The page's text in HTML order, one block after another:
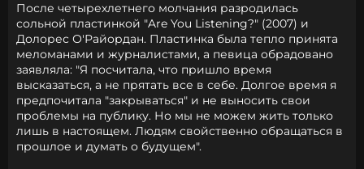
После четырехлетнего молчания разродилась
сольной пластинкой "Are You Listening?" (2007) и
Долорес О'Райордан. Пластинка была тепло принята
меломанами и журналистами, а певица обрадовано
заявляла: "Я посчитала, что пришло время
высказаться, а не прятать все в себе. Долгое время я
предпочитала "закрываться" и не выносить свои
проблемы на публику. Но мы не можем жить только
лишь в настоящем. Людям свойственно обращаться в
прошлое и думать о будущем".